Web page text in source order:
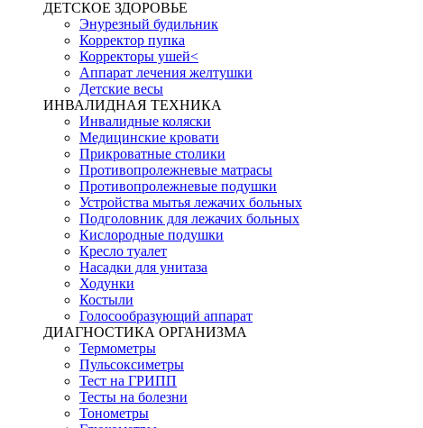
ДЕТСКОЕ ЗДОРОВЬЕ
Энурезный будильник
Корректор пупка
Корректоры ушей<
Аппарат лечения желтушки
Детские весы
ИНВАЛИДНАЯ ТЕХНИКА
Инвалидные коляски
Медицинские кровати
Прикроватные столики
Противопролежневые матрасы
Противопролежневые подушки
Устройства мытья лежачих больных
Подголовник для лежачих больных
Кислородные подушки
Кресло туалет
Насадки для унитаза
Ходунки
Костыли
Голосообразующий аппарат
ДИАГНОСТИКА ОРГАНИЗМА
Термометры
Пульсоксиметры
Тест на ГРИПП
Тесты на болезни
Тонометры